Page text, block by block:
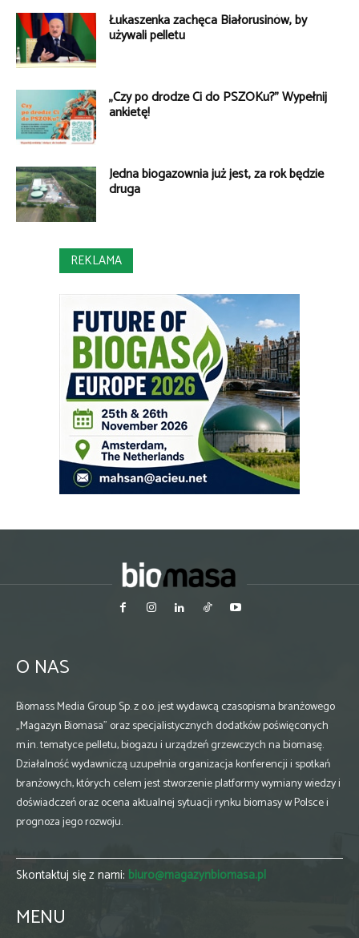
Łukaszenka zachęca Białorusinów, by
używali pelletu
„Czy po drodze Ci do PSZOKu?” Wypełnij
ankietę!
Jedna biogazownia już jest, za rok będzie
druga
REKLAMA
O NAS
Biomass Media Group Sp. z o.o. jest wydawcą czasopisma branżowego
„Magazyn Biomasa” oraz specjalistycznych dodatków poświęconych
m.in. tematyce pelletu, biogazu i urządzeń grzewczych na biomasę.
Działalność wydawniczą uzupełnia organizacja konferencji i spotkań
branżowych, których celem jest stworzenie platformy wymiany wiedzy i
doświadczeń oraz ocena aktualnej sytuacji rynku biomasy w Polsce i
prognoza jego rozwoju.
Skontaktuj się z nami: biuro@magazynbiomasa.pl
MENU